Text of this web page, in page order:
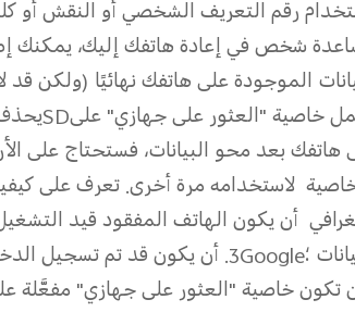
رقم التعريف الشخصي أو النقش أو
شخص في إعادة هاتفك إليك، يمكنك
الموجودة على هاتفك نهائيًا (ولكن قد
SDخاصية "العثور على جهازي" على
بعد محو البيانات، فستحتاج على
لاستخدامه مرة أخرى. تعرف على
أن يكون الهاتف المفقود قيد
3. أن يكون قد تم تسجيل الدخول إلى حسابGoogle؛